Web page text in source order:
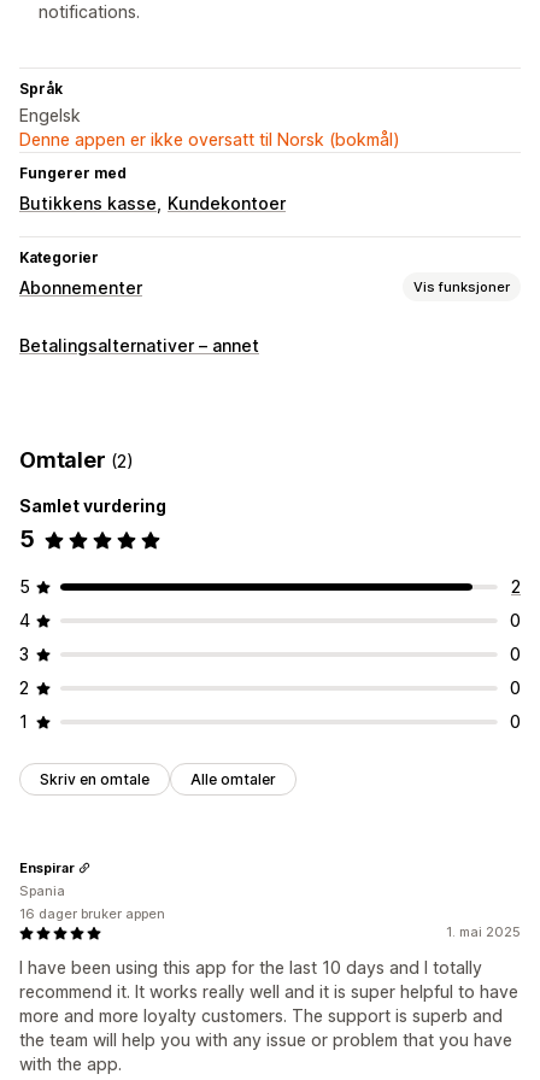
notifications.
Språk
Engelsk
Denne appen er ikke oversatt til Norsk (bokmål)
Fungerer med
Butikkens kasse Kundekontoer
Kategorier
Abonnementer Vis funksjoner
Abonnementstyper
Gjentakende betalinger
Nivåbaserte priser
Dynamisk prissetting
Betalingsalternativer – annet
Omtaler (2)
Samlet vurdering
5
5
2
4
0
3
0
2
0
1
0
Skriv en omtale Alle omtaler
1. mai 2025
I have been using this app for the last 10 days and I totally
recommend it. It works really well and it is super helpful to have
more and more loyalty customers. The support is superb and
the team will help you with any issue or problem that you have
with the app.
Enspirar
Spania
16 dager bruker appen